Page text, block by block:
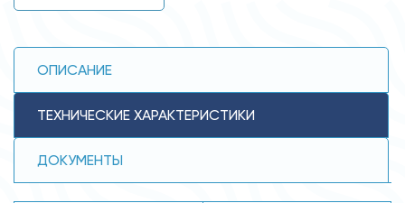
ОПИСАНИЕ
ТЕХНИЧЕСКИЕ ХАРАКТЕРИСТИКИ
ДОКУМЕНТЫ